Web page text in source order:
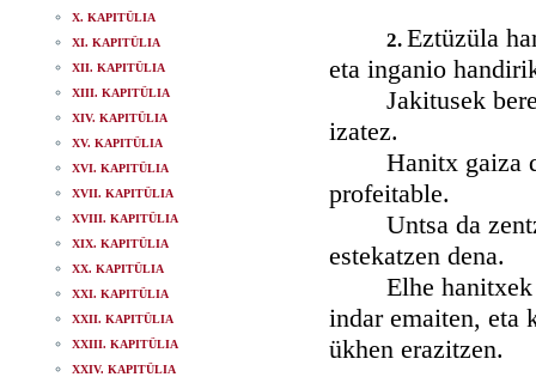
X. KAPITÜLIA
XI. KAPITÜLIA
XII. KAPITÜLIA
XIII. KAPITÜLIA
XIV. KAPITÜLIA
XV. KAPITÜLIA
XVI. KAPITÜLIA
XVII. KAPITÜLIA
XVIII. KAPITÜLIA
XIX. KAPITÜLIA
XX. KAPITÜLIA
XXI. KAPITÜLIA
XXII. KAPITÜLIA
XXIII. KAPITÜLIA
XXIV. KAPITÜLIA
2. Eztüzüla
eta inganio
Jakitusek bere
izatez.
Hanitx gaiza
profeitable.
Untsa da zentzü
estekatzen dena.
Elhe hanitxek
indar emaiten, eta
ükhen erazitzen.